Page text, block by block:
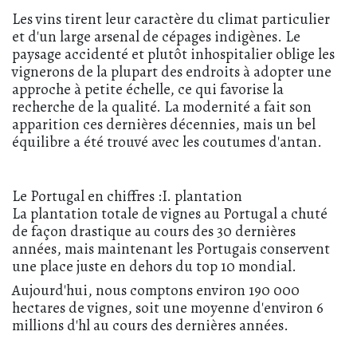
Les vins tirent leur caractère du climat particulier
et d'un large arsenal de cépages indigènes. Le
paysage accidenté et plutôt inhospitalier oblige les
vignerons de la plupart des endroits à adopter une
approche à petite échelle, ce qui favorise la
recherche de la qualité. La modernité a fait son
apparition ces dernières décennies, mais un bel
équilibre a été trouvé avec les coutumes d'antan.
Le Portugal en chiffres :I. plantation
La plantation totale de vignes au Portugal a chuté
de façon drastique au cours des 30 dernières
années, mais maintenant les Portugais conservent
une place juste en dehors du top 10 mondial.
Aujourd'hui, nous comptons environ 190 000
hectares de vignes, soit une moyenne d'environ 6
millions d'hl au cours des dernières années.